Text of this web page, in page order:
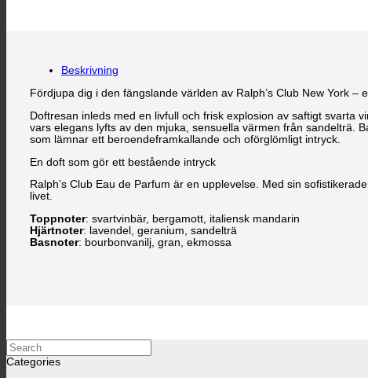
Beskrivning
Fördjupa dig i den fängslande världen av Ralph’s Club New York
Doftresan inleds med en livfull och frisk explosion av saftigt svarta
vars elegans lyfts av den mjuka, sensuella värmen från sandelträ.
som lämnar ett beroendeframkallande och oförglömligt intryck.
En doft som gör ett bestående intryck
Ralph’s Club Eau de Parfum är en upplevelse. Med sin
livet.
Toppnoter: svartvinbär, bergamott, italiensk mandarin
Hjärtnoter: lavendel, geranium, sandelträ
Basnoter: bourbonvanilj, gran, ekmossa
Search
Categories